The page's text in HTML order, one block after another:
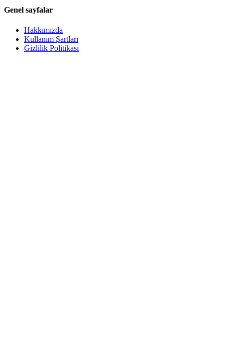
Genel sayfalar
Hakkımızda
Kullanım Şartları
Gizlilik Politikası